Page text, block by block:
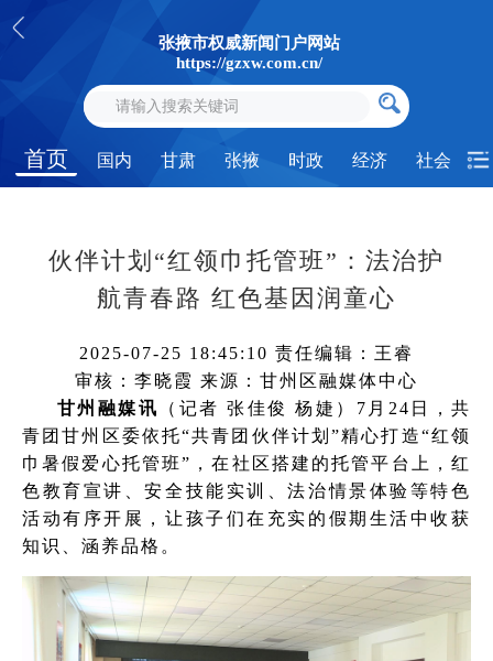
张掖市权威新闻门户网站
https://gzxw.com.cn/
首页 国内 甘肃 张掖 时政 经济 社会
伙伴计划“红领巾托管班”：法治护
航青春路 红色基因润童心
2025-07-25 18:45:10 责任编辑：王睿
审核：李晓霞 来源：甘州区融媒体中心
甘州融媒讯
（记者 张佳俊 杨婕）7月24日，共
青团甘州区委依托“共青团伙伴计划”精心打造“红领
巾暑假爱心托管班”，在社区搭建的托管平台上，红
色教育宣讲、安全技能实训、法治情景体验等特色
活动有序开展，让孩子们在充实的假期生活中收获
知识、涵养品格。